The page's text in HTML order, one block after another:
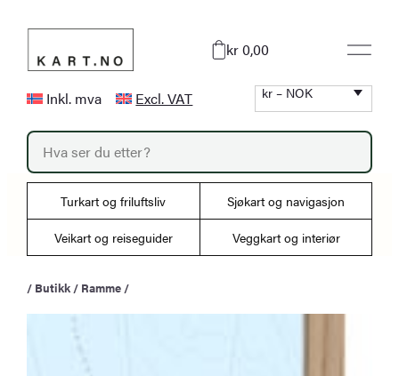
innhold
kr 0,00
Inkl. mva Excl. VAT kr – NOK
P
o
d
t
r
Turkart og friluftsliv Sjøkart og navigasjon
Veikart og reiseguider Veggkart og interiør
/ Butikk / Ramme /